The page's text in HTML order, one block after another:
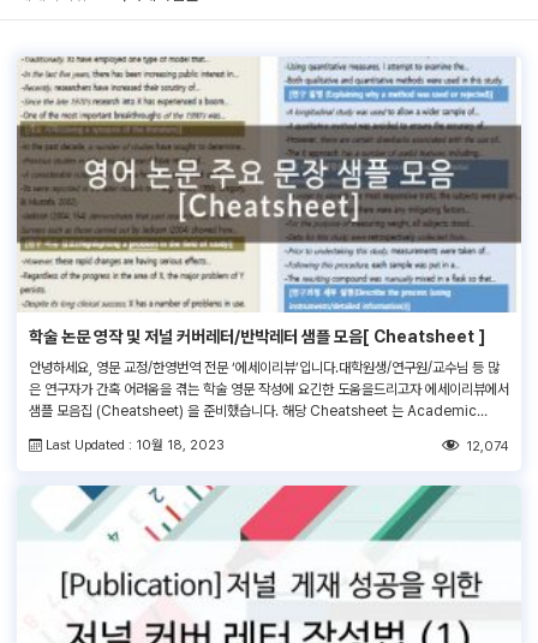
학술 논문 영작 및 저널 커버레터/반박레터 샘플 모음[ Cheatsheet ]
안녕하세요, 영문 교정/한영번역 전문 ‘에세이리뷰’입니다.대학원생/연구원/교수님 등 많
은 연구자가 간혹 어려움을 겪는 학술 영문 작성에 요긴한 도움을드리고자 에세이리뷰에서
샘플 모음집 (Cheatsheet) 을 준비했습니다. 해당 Cheatsheet 는 Academic
대한 반박레터 샘플을 담고 있습니다.필요할 때마다 꺼내들어 쉽게 참고하실 수 있도록 필
Last Updated : 10월 18, 2023 12,074